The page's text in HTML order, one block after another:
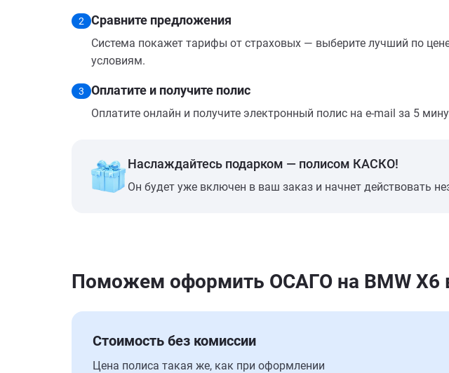
2 Сравните предложения
Система покажет тарифы от страховых — выберите лучший по
условиям.
3 Оплатите и получите полис
Оплатите онлайн и получите электронный полис на e-mail за 5
Наслаждайтесь подарком — полисом КАСКО!
Он будет уже включен в ваш заказ и начнет действовать
Поможем оформить ОСАГО на BMW X6
Стоимость без комиссии
Цена полиса такая же, как при оформлении